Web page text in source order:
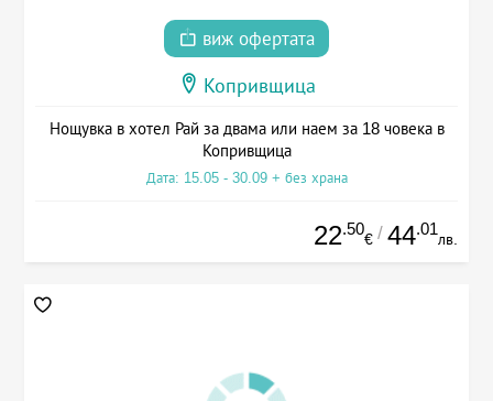
виж офертата
Копривщица
Нощувка в хотел Рай за двама или наем за 18 човека в
Копривщица
Дата: 15.05 - 30.09 + без храна
22.50
€ / 44.01
лв.